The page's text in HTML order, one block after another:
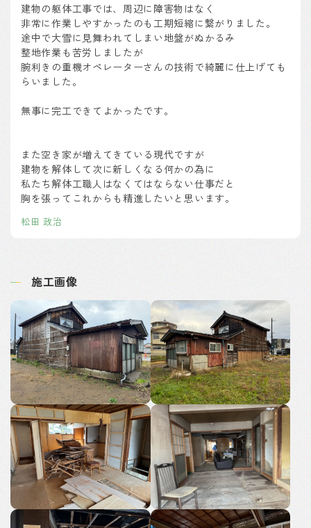
建物の躯体工事では、周辺に障害物はなく
非常に作業しやすかったのも工期短縮に繋がりました。
途中で大雪に見舞われてしまい地盤がぬかるみ
整地作業も苦労しましたが
腕利きの重機オペレーターさんの技術で綺麗に仕上げても
らいました。
無事に完工できてよかったです。
また空き家が増えてきている現代ですが
建物を解体して次に新しくなる何かの為に
私たち解体工職人はなくてはならない仕事だと
胸を張ってこれからも精進したいと思います。
松田 政治
施工画像